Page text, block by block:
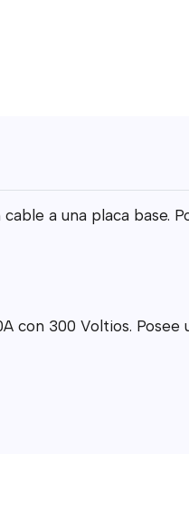
a una placa base.
300 Voltios. Posee